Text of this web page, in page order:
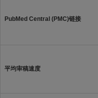
PubMed Central (PMC)链接
平均审稿速度